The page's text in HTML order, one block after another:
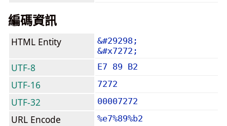
編碼資訊
HTML Entity
&#29298;
&#x7272;
UTF-8 E7 89 B2
UTF-16 7272
UTF-32 00007272
URL Encode %e7%89%b2